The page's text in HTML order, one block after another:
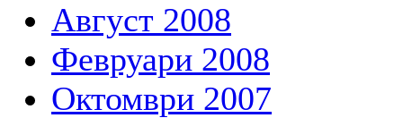
Август 2008
Февруари 2008
Октомври 2007